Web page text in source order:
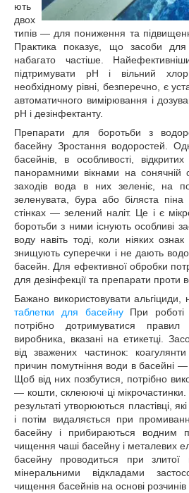
ють
двох
типів — для пониження та
Практика показує, що засоби
набагато частіше.
підтримувати рН і вільний
необхідному рівні, безперечно, є
автоматичного вимірювання і
рН і дезінфектанту.
Препарати для боротьби з
басейну Зростання водоростей.
басейнів, в особливості,
панорамними вікнами на сонячній
заходів вода в них зеленіє, на
зеленувата, бура або біляста
стінках — зелений наліт. Це і є
боротьби з ними існують особливі
воду навіть тоді, коли ніяких
знищують суперечки і не дають
басейн. Для ефективної обробки
для дезінфекції та препарати проти
Бажано використовувати
таблетки для басейнуПри роботі
потрібно дотримуватися правил
виробника, вказані на етикетці.
від зважених частинок:
причин помутніння води в басейні —
Щоб від них позбутися, потрібно
— кошти, склеюючі ці
результаті утворюються пластівці,
і потім видаляється при
басейну і прибираються водним
чищення чаші басейну і металевих
басейну проводиться при
мінеральними відкладами
чищення басейнів на основі розчинів